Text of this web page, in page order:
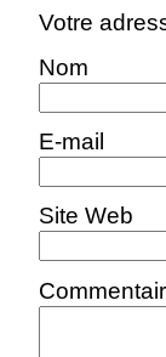
Votre
Nom
E-mail
Site Web